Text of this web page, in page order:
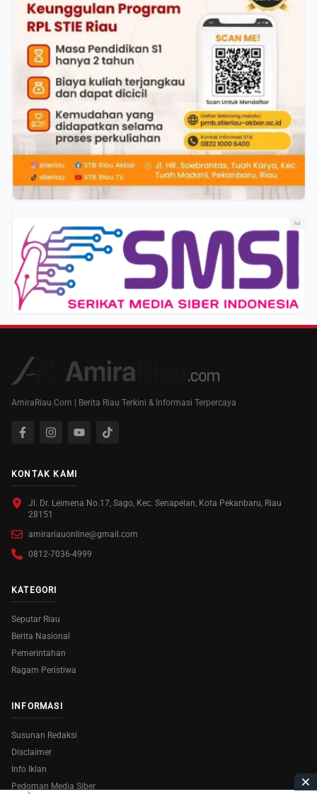
Ad
AmiraRiau.Com | Berita Riau Terkini & Informasi Terpercaya
KONTAK KAMI
Jl. Dr. Leimena No.17, Sago, Kec. Senapelan, Kota Pekanbaru, Riau
28151
amirariauonline@gmail.com
0812-7036-4999
KATEGORI
Seputar Riau
Berita Nasional
Pemerintahan
Ragam Peristiwa
INFORMASI
Susunan Redaksi
Disclaimer
Info Iklan
Pedoman Media Siber